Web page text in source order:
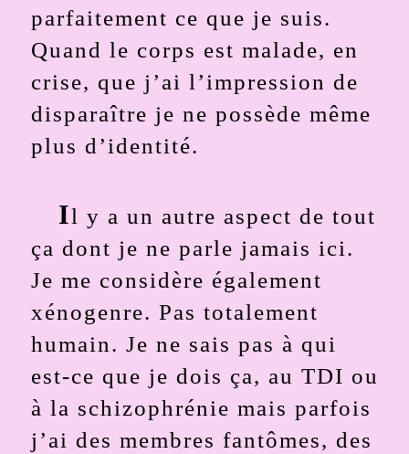
parfaitement ce que je suis.
Quand le corps est malade, en
crise, que j’ai l’impression de
disparaître je ne possède même
plus d’identité.
Il y a un autre aspect de tout
ça dont je ne parle jamais ici.
Je me considère également
xénogenre. Pas totalement
humain. Je ne sais pas à qui
est-ce que je dois ça, au TDI ou
à la schizophrénie mais parfois
j’ai des membres fantômes, des